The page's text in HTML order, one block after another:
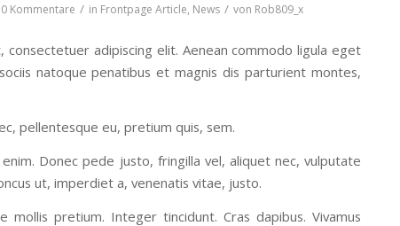
0 Kommentare / in Frontpage Article, News / von Rob809_x
adipiscing elit. Aenean commodo ligula eget
natoque penatibus et magnis dis parturient montes,
pellentesque eu, pretium quis, sem.
Donec pede justo, fringilla vel, aliquet nec, vulputate
ut, imperdiet a, venenatis vitae, justo.
mollis pretium. Integer tincidunt. Cras dapibus. Vivamus